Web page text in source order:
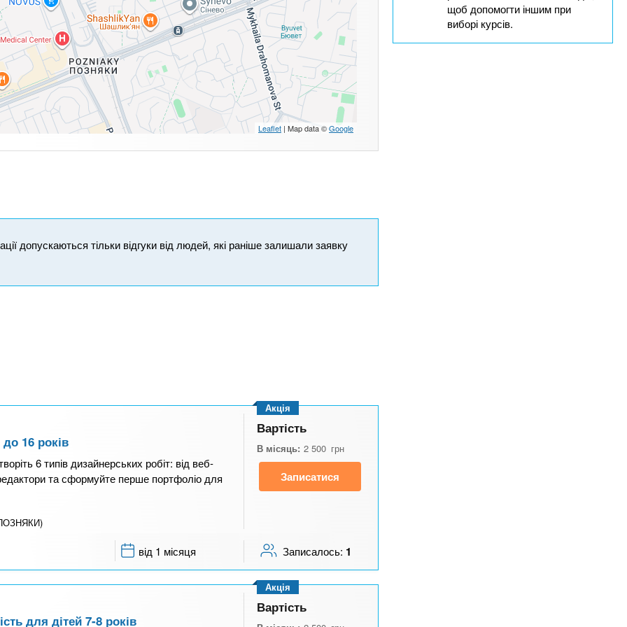
Leaflet | Map data ©Google
допускаються тільки відгуки від людей, які раніше залишали заявку
16 років
6 типів дизайнерських робіт: від веб-
та сформуйте перше портфоліо для
Акція
Вартість
В місяць: 2 500 грн
Записатися
від 1 місяця Записалось: 1
для дітей 7-8 років
Акція
Вартість
щоб допомогти іншим при
виборі курсів.